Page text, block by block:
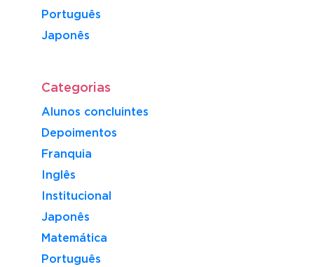
Português
​Japonês
Categorias
Alunos concluintes
Depoimentos
Franquia
Inglês
Institucional
Japonês
Matemática
Português